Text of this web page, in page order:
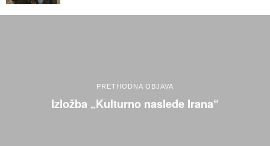
PRETHODNA OBJAVA
Izložba „Kulturno nasleđe Irana“